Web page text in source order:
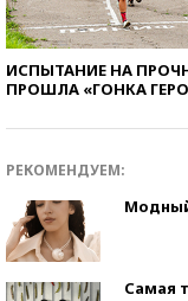
ИСПЫТАНИЕ НА
ПРОШЛА «ГОНКА
РЕКОМЕНДУЕМ:
Самая